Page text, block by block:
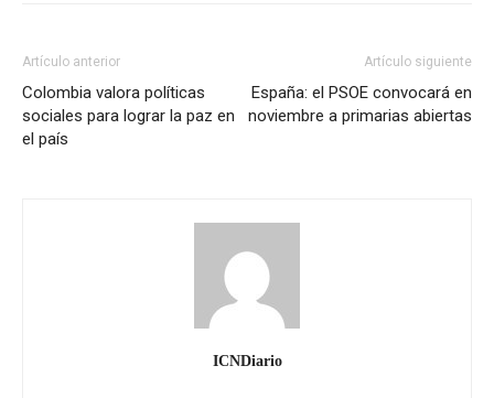
Artículo anterior
Colombia valora políticas
sociales para lograr la paz en
el país
Artículo siguiente
España: el PSOE convocará en
noviembre a primarias abiertas
ICNDiario